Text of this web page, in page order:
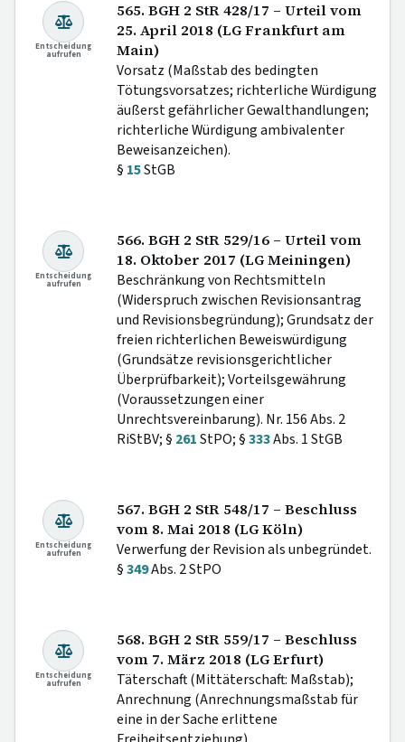
Entscheidung
aufrufen
565. BGH 2 StR 428/17 – Urteil vom
25. April 2018 (LG Frankfurt am
Main)
Vorsatz (Maßstab des bedingten
Tötungsvorsatzes; richterliche Würdigung
äußerst gefährlicher Gewalthandlungen;
richterliche Würdigung ambivalenter
Beweisanzeichen).
§ 15StGB
Entscheidung
aufrufen
566. BGH 2 StR 529/16 – Urteil vom
18. Oktober 2017 (LG Meiningen)
Beschränkung von Rechtsmitteln
(Widerspruch zwischen Revisionsantrag
und Revisionsbegründung); Grundsatz der
freien richterlichen Beweiswürdigung
(Grundsätze revisionsgerichtlicher
Überprüfbarkeit); Vorteilsgewährung
(Voraussetzungen einer
Unrechtsvereinbarung). Nr. 156 Abs. 2
RiStBV; § 261StPO; §333Abs. 1 StGB
Entscheidung
aufrufen
567. BGH 2 StR 548/17 – Beschluss
vom 8. Mai 2018 (LG Köln)
Verwerfung der Revision als unbegründet.
§349Abs. 2 StPO
Entscheidung
aufrufen
568. BGH 2 StR 559/17 – Beschluss
vom 7. März 2018 (LG Erfurt)
Täterschaft (Mittäterschaft: Maßstab);
Anrechnung (Anrechnungsmaßstab für
eine in der Sache erlittene